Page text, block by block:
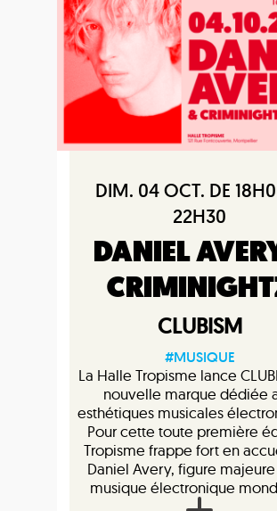
DIM. 04 OCT. DE
22H30
DANIEL
CLUBISM
#MUSIQUE
La Halle Tropisme lance
nouvelle marque dédiée
esthétiques musicales
Pour cette toute première
Tropisme frappe fort en
Daniel Avery, figure
musique électronique